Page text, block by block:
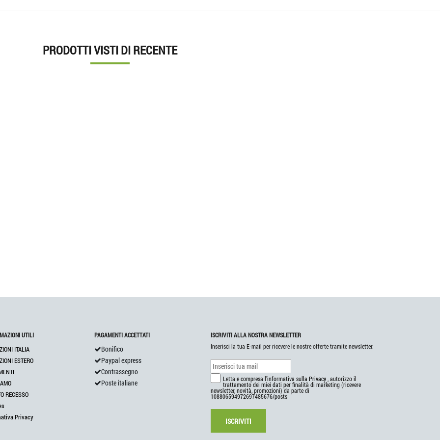
PRODOTTI VISTI DI RECENTE
UTILI
ITALIA
ESTERO
RECESSO
Privacy
PAGAMENTI ACCETTATI
Bonifico
Paypal express
Contrassegno
Poste italiane
ISCRIVITI ALLA NOSTRA NEWSLETTER
Inserisci la tua E-mail per ricevere le nostre offerte tramite newsletter.
Letta e compresa l'informativa sulla Privacy , autorizzo il
trattamento dei miei dati per finalità di marketing (ricevere
newsletter, novità, promozioni) da parte di
108806594972697485676/posts
ISCRIVITI